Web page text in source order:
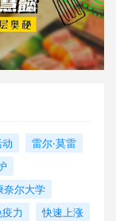
雷尔·莫雷
奈尔大学
力
快速上涨